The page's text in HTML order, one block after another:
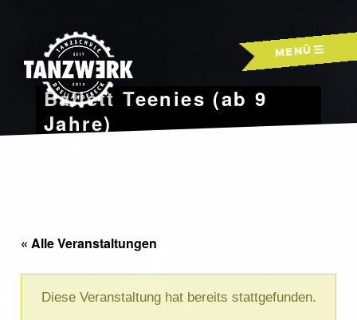
MENÜ
Ballett Teenies (ab 9
Jahre)
« Alle Veranstaltungen
Diese Veranstaltung hat bereits stattgefunden.